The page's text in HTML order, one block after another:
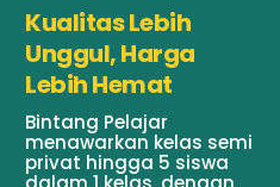
Kualitas Lebih
Unggul, Harga
Lebih Hemat
Bintang Pelajar
menawarkan kelas semi
privat hingga 5 siswa